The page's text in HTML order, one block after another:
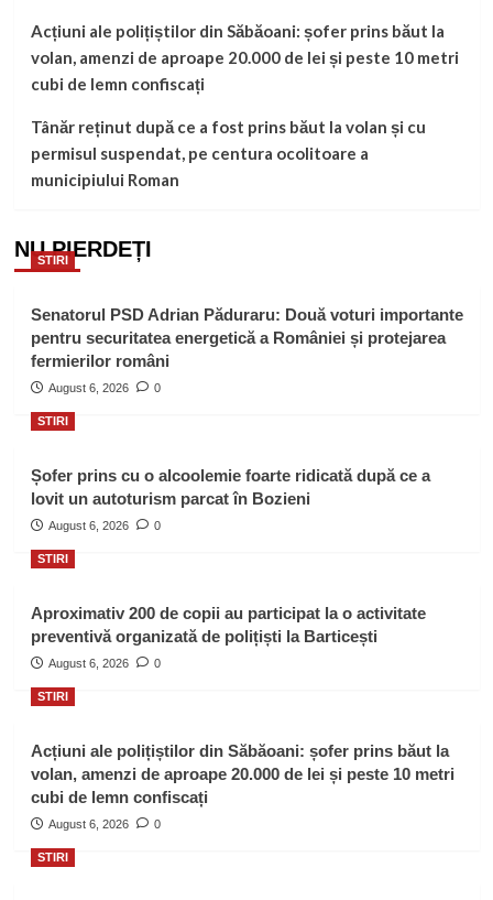
Acțiuni ale polițiștilor din Săbăoani: șofer prins băut la
volan, amenzi de aproape 20.000 de lei și peste 10 metri
cubi de lemn confiscați
Tânăr reținut după ce a fost prins băut la volan și cu
permisul suspendat, pe centura ocolitoare a
municipiului Roman
NU PIERDEȚI
STIRI
Senatorul PSD Adrian Păduraru: Două voturi importante
pentru securitatea energetică a României și protejarea
fermierilor români
August 6, 2026 0
STIRI
Șofer prins cu o alcoolemie foarte ridicată după ce a
lovit un autoturism parcat în Bozieni
August 6, 2026 0
STIRI
Aproximativ 200 de copii au participat la o activitate
preventivă organizată de polițiști la Barticești
August 6, 2026 0
STIRI
Acțiuni ale polițiștilor din Săbăoani: șofer prins băut la
volan, amenzi de aproape 20.000 de lei și peste 10 metri
cubi de lemn confiscați
August 6, 2026 0
STIRI